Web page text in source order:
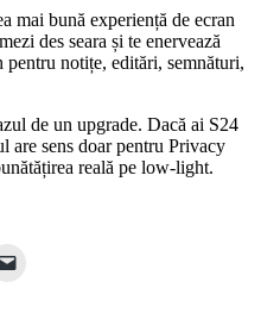
mai bună experiență de ecran
des seara și te enervează
notițe, editări, semnături,
de un upgrade. Dacă ai S24
are sens doar pentru Privacy
reală pe low-light.